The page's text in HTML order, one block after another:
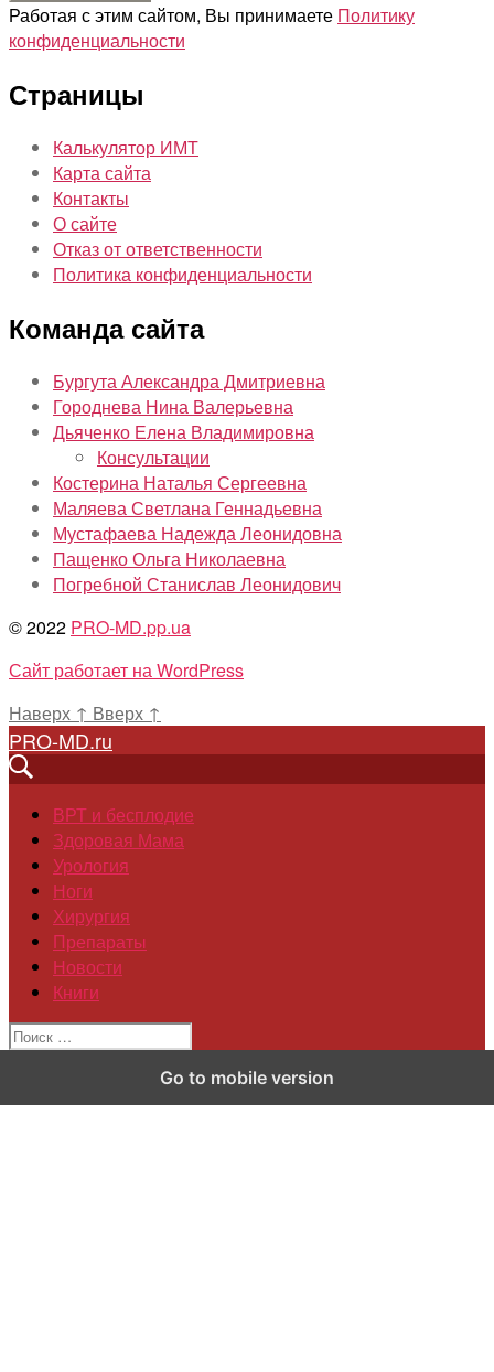
Работая с этим сайтом, Вы принимаете Политику
конфиденциальности
Страницы
Калькулятор ИМТ
Карта сайта
Контакты
О сайте
Отказ от ответственности
Политика конфиденциальности
Команда сайта
Бургута Александра Дмитриевна
Городнева Нина Валерьевна
Дьяченко Елена Владимировна
Консультации
Костерина Наталья Сергеевна
Маляева Светлана Геннадьевна
Мустафаева Надежда Леонидовна
Пащенко Ольга Николаевна
Погребной Станислав Леонидович
© 2022 PRO-MD.pp.ua
Сайт работает на WordPress
Наверх ↑ Вверх ↑
PRO-MD.ru
ВРТ и бесплодие
Здоровая Мама
Урология
Ноги
Хирургия
Препараты
Новости
Книги
Go to mobile version